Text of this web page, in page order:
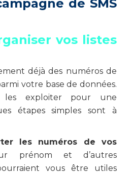
de SMS
vos listes
déjà des numéros de
votre base de données.
exploiter pour une
étapes simples sont à
les numéros de vos
prénom et d’autres
vous être utiles